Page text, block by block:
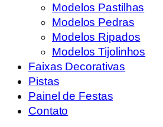
Modelos Pastilhas
Modelos Pedras
Modelos Ripados
Modelos Tijolinhos
Faixas Decorativas
Pistas
Painel de Festas
Contato